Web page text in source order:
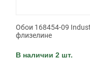
Обои 168454-09
флизелине
В наличии 2 шт.